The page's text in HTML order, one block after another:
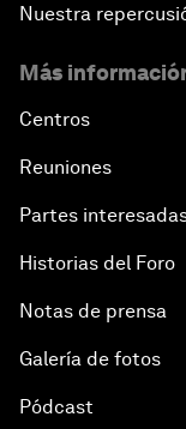
Nuestra
Más
Centros
Reuniones
Partes
Historias del Foro
Notas de prensa
Galería de fotos
Pódcast